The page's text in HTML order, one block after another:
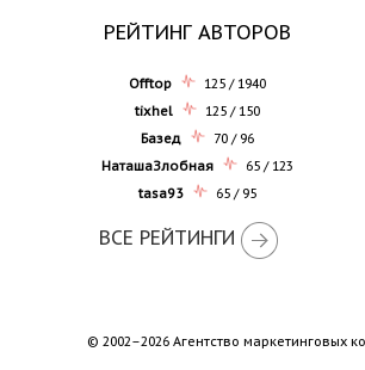
РЕЙТИНГ АВТОРОВ
Offtop
125 / 1940
tixhel
125 / 150
Базед
70 / 96
НаташаЗлобная
65 / 123
tasa93
65 / 95
ВСЕ РЕЙТИНГИ
© 2002–2026 Агентство маркетинговых